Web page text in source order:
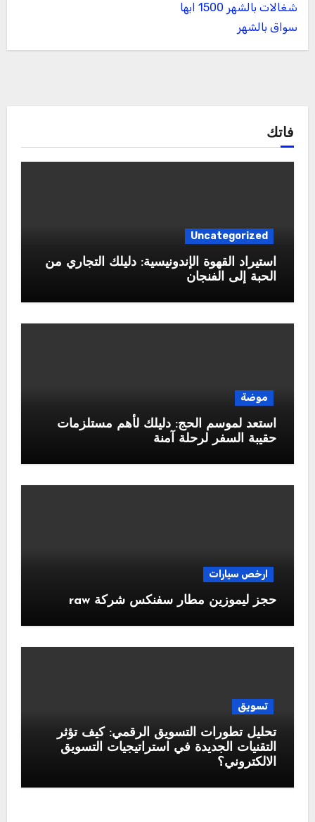
شغالات بالشهر 1500 ابها
سواق بالشهر
فاتك
Uncategorized
استيراد القهوة الإندونيسية: دليلك التجاري من
الحبة إلى الفنجان
موضة
استعد لموسم الحج: دليلك لأهم مستلزمات
حقيبة السفر لرحلة آمنة
ارخص سيارات
حجز ليموزين مطار سفنكس شركة raw
تسويق
تحليل تطورات التسويق الرقمي: كيف تؤثر
التقنيات الجديدة في استراتيجيات التسويق
الالكتروني؟